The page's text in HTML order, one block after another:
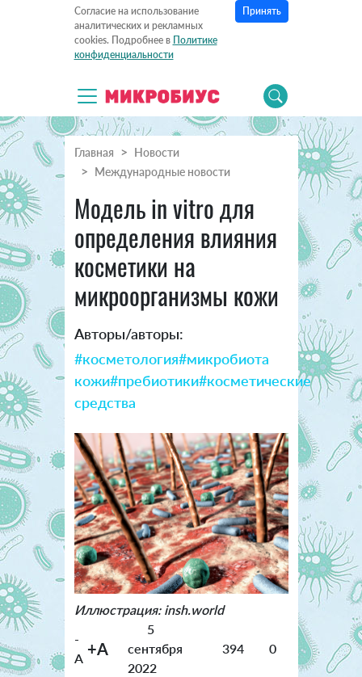
Согласие на использование
аналитических и рекламных
cookies. Подробнее в Политике
конфиденциальности
Принять
Главная
Новости
Международные новости
Модель in vitro для
определения влияния
косметики на
микроорганизмы кожи
Авторы/авторы:
#косметология#микробиота
кожи#пребиотики#косметические
средства
Иллюстрация: insh.world
-
A +A
5
сентября
2022
394 0